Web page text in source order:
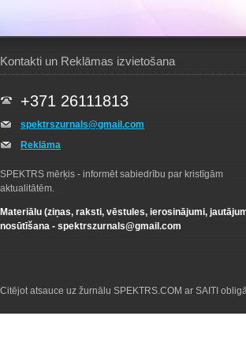
Kontakti un Reklāmas izvietošana
+371 26111813
spektrszurnals@gmail.com
Reklāma
SPEKTRS mērķis - informēt sabiedrību par kristīgām
aktualitātēm.
Materiālu (ziņas, raksti, vēstules, ierosinājumi,
nosūtīšana - spektrszurnals@gmail.com
Citējot atsauce uz žurnālu SPEKTRS.COM ar SAITI